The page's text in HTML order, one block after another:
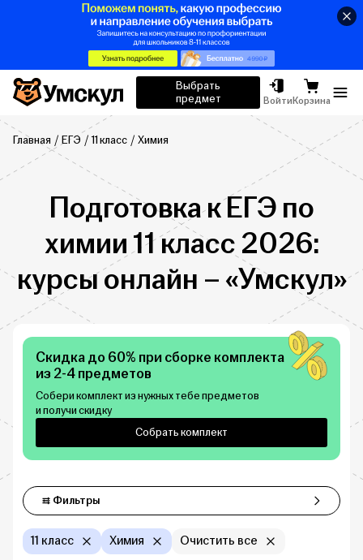
Умскул
Выбрать
предмет
ВойтиКорзина
Главная ЕГЭ 11 класс Химия
Подготовка к ЕГЭ по
химии 11 класс 2026:
курсы онлайн – «Умскул»
Скидка до 60% при сборке комплекта
из 2-4 предметов
Собери комплект из нужных тебе предметов
и получи скидку
Собрать комплект
ФильтрыФильтры
11 класс Химия Очистить все